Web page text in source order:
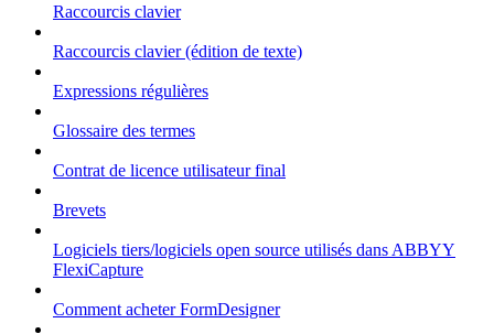
Raccourcis clavier
Raccourcis clavier (édition de texte)
Expressions régulières
Glossaire des termes
Contrat de licence utilisateur final
Brevets
Logiciels tiers/logiciels open source utilisés dans ABBYY
FlexiCapture
Comment acheter FormDesigner